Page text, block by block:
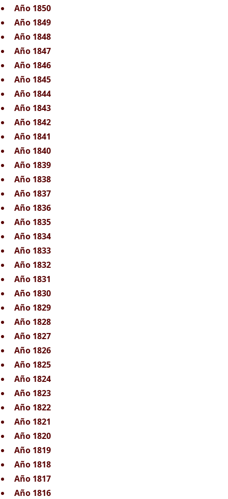
Año 1850
Año 1849
Año 1848
Año 1847
Año 1846
Año 1845
Año 1844
Año 1843
Año 1842
Año 1841
Año 1840
Año 1839
Año 1838
Año 1837
Año 1836
Año 1835
Año 1834
Año 1833
Año 1832
Año 1831
Año 1830
Año 1829
Año 1828
Año 1827
Año 1826
Año 1825
Año 1824
Año 1823
Año 1822
Año 1821
Año 1820
Año 1819
Año 1818
Año 1817
Año 1816